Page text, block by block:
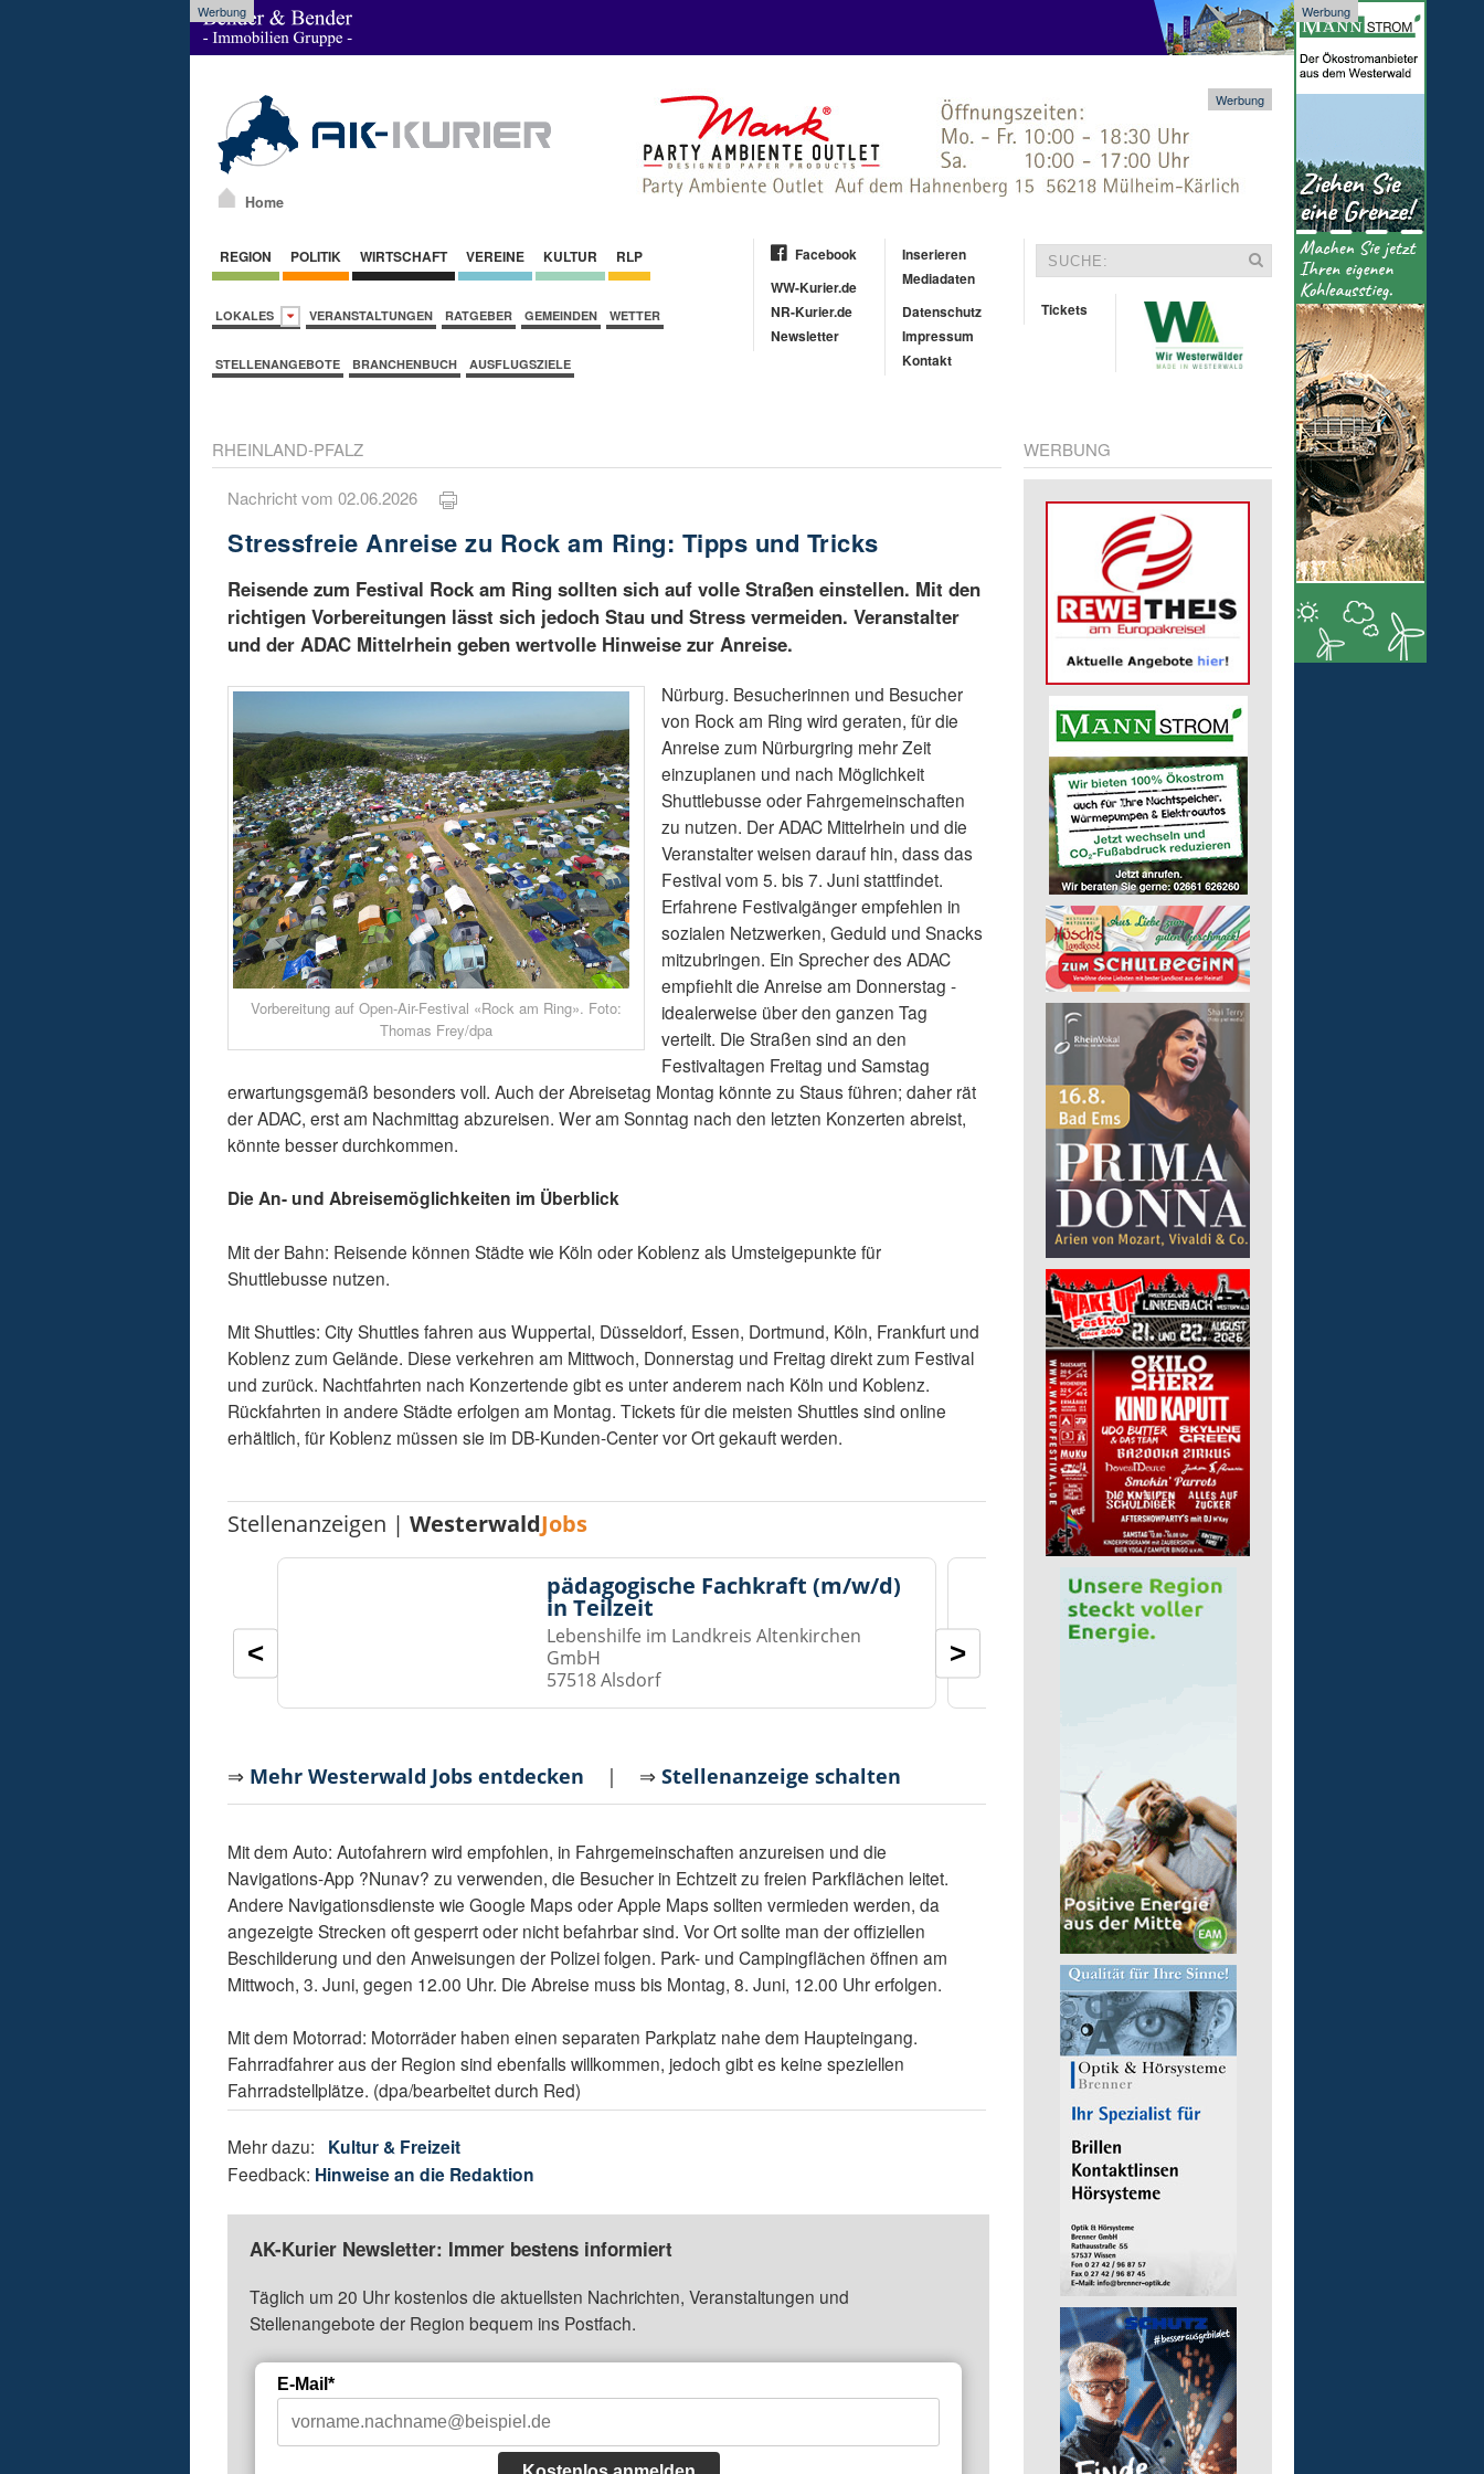
Werbung Werbung
Home
Werbung
REGION POLITIK WIRTSCHAFT VEREINE KULTUR RLP
LOKALES VERANSTALTUNGEN RATGEBER GEMEINDEN WETTER
STELLENANGEBOTE BRANCHENBUCH AUSFLUGSZIELE
Facebook
WW-Kurier.de
NR-Kurier.de
Newsletter
Inserieren
Mediadaten
Datenschutz
Impressum
Kontakt
Tickets
RHEINLAND-PFALZ
Nachricht vom 02.06.2026
Stressfreie Anreise zu Rock am Ring: Tipps und Tricks
Reisende zum Festival Rock am Ring sollten sich auf volle Straßen einstellen. Mit den
richtigen Vorbereitungen lässt sich jedoch Stau und Stress vermeiden. Veranstalter
und der ADAC Mittelrhein geben wertvolle Hinweise zur Anreise.
Vorbereitung auf Open-Air-Festival «Rock am Ring». Foto:
Thomas Frey/dpa
Nürburg. Besucherinnen und Besucher
von Rock am Ring wird geraten, für die
Anreise zum Nürburgring mehr Zeit
einzuplanen und nach Möglichkeit
Shuttlebusse oder Fahrgemeinschaften
zu nutzen. Der ADAC Mittelrhein und die
Veranstalter weisen darauf hin, dass das
Festival vom 5. bis 7. Juni stattfindet.
Erfahrene Festivalgänger empfehlen in
sozialen Netzwerken, Geduld und Snacks
mitzubringen. Ein Sprecher des ADAC
empfiehlt die Anreise am Donnerstag -
idealerweise über den ganzen Tag
verteilt. Die Straßen sind an den
Festivaltagen Freitag und Samstag
erwartungsgemäß besonders voll. Auch der Abreisetag Montag könnte zu Staus führen; daher rät
der ADAC, erst am Nachmittag abzureisen. Wer am Sonntag nach den letzten Konzerten abreist,
könnte besser durchkommen.
Die An- und Abreisemöglichkeiten im Überblick
Mit der Bahn: Reisende können Städte wie Köln oder Koblenz als Umsteigepunkte für
Shuttlebusse nutzen.
Mit Shuttles: City Shuttles fahren aus Wuppertal, Düsseldorf, Essen, Dortmund, Köln, Frankfurt und
Koblenz zum Gelände. Diese verkehren am Mittwoch, Donnerstag und Freitag direkt zum Festival
und zurück. Nachtfahrten nach Konzertende gibt es unter anderem nach Köln und Koblenz.
Rückfahrten in andere Städte erfolgen am Montag. Tickets für die meisten Shuttles sind online
erhältlich, für Koblenz müssen sie im DB-Kunden-Center vor Ort gekauft werden.
Stellenanzeigen |WesterwaldJobs
pädagogische Fachkraft (m/w/d)
in Teilzeit
Lebenshilfe im Landkreis Altenkirchen
GmbH
57518 Alsdorf
Gruppenleitung (m/w/
< >
⇒ Mehr Westerwald Jobs entdecken | ⇒Stellenanzeige schalten
Mit dem Auto: Autofahrern wird empfohlen, in Fahrgemeinschaften anzureisen und die
Navigations-App ?Nunav? zu verwenden, die Besucher in Echtzeit zu freien Parkflächen leitet.
Andere Navigationsdienste wie Google Maps oder Apple Maps sollten vermieden werden, da
angezeigte Strecken oft gesperrt oder nicht befahrbar sind. Vor Ort sollte man der offiziellen
Beschilderung und den Anweisungen der Polizei folgen. Park- und Campingflächen öffnen am
Mittwoch, 3. Juni, gegen 12.00 Uhr. Die Abreise muss bis Montag, 8. Juni, 12.00 Uhr erfolgen.
Mit dem Motorrad: Motorräder haben einen separaten Parkplatz nahe dem Haupteingang.
Fahrradfahrer aus der Region sind ebenfalls willkommen, jedoch gibt es keine speziellen
Fahrradstellplätze. (dpa/bearbeitet durch Red)
Mehr dazu: Kultur & Freizeit
Feedback: Hinweise an die Redaktion
AK-Kurier Newsletter: Immer bestens informiert
Täglich um 20 Uhr kostenlos die aktuellsten Nachrichten, Veranstaltungen und
Stellenangebote der Region bequem ins Postfach.
E-Mail*
WERBUNG